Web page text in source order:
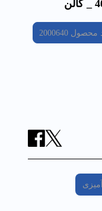
محصول 2000640